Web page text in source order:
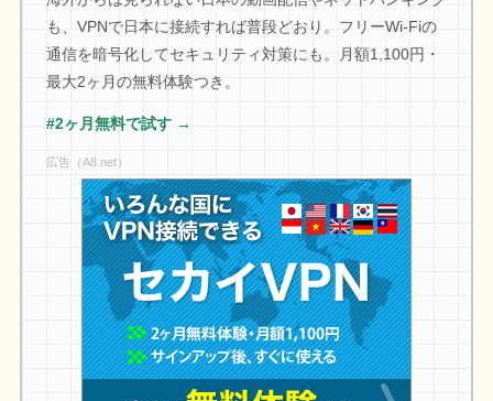
も、VPNで日本に接続すれば普段どおり。フリーWi-Fiの
通信を暗号化してセキュリティ対策にも。月額1,100円・
最大2ヶ月の無料体験つき。
#2ヶ月無料で試す →
広告（A8.net）